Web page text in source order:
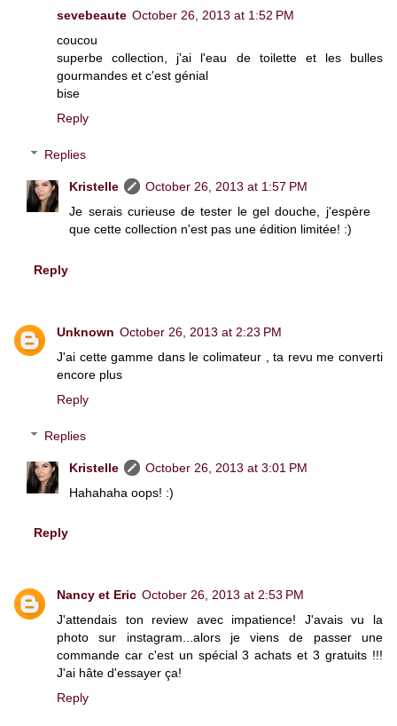
sevebeaute October 26, 2013 at 1:52 PM
coucou
superbe collection, j'ai l'eau de toilette et les bulles
gourmandes et c'est génial
bise
Reply
Replies
Kristelle
October 26, 2013 at 1:57 PM
Je serais curieuse de tester le gel douche, j'espère
que cette collection n'est pas une édition limitée! :)
Reply
Unknown October 26, 2013 at 2:23 PM
J'ai cette gamme dans le colimateur , ta revu me converti
encore plus
Reply
Replies
Kristelle
October 26, 2013 at 3:01 PM
Hahahaha oops! :)
Reply
Nancy et Eric October 26, 2013 at 2:53 PM
J'attendais ton review avec impatience! J'avais vu la
photo sur instagram...alors je viens de passer une
commande car c'est un spécial 3 achats et 3 gratuits !!!
J'ai hâte d'essayer ça!
Reply